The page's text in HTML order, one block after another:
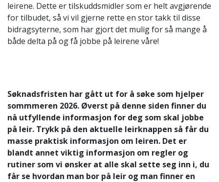
leirene. Dette er tilskuddsmidler som er helt avgjørende
for tilbudet, så vi vil gjerne rette en stor takk til disse
bidragsyterne, som har gjort det mulig for så mange å
både delta på og få jobbe på leirene våre!
Søknadsfristen har gått ut for å søke som hjelper
sommmeren 2026. Øverst på denne siden finner du
nå utfyllende informasjon for deg som skal jobbe
på leir. Trykk på den aktuelle leirknappen så får du
masse praktisk informasjon om leiren. Det er
blandt annet viktig informasjon om regler og
rutiner som vi ønsker at alle skal sette seg inn i, du
får se hvordan man bor på leir og man finner en